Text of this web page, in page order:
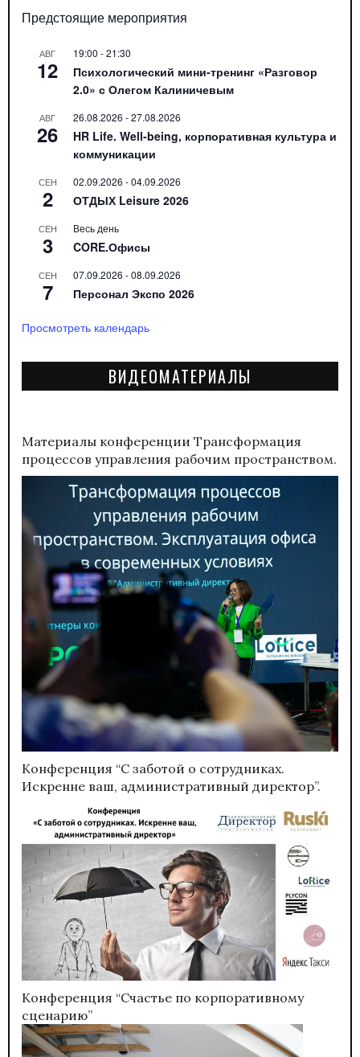
Предстоящие мероприятия
АВГ
12
19:00 -21:30
Психологический мини-тренинг «Разговор
2.0» с Олегом Калиничевым
АВГ
26
26.08.2026 -27.08.2026
HR Life. Well-being, корпоративная культура и
коммуникации
СЕН
2
02.09.2026 -04.09.2026
ОТДЫХ Leisure 2026
СЕН
3
Весь день
CORE.Офисы
СЕН
7
07.09.2026 -08.09.2026
Персонал Экспо 2026
Просмотреть календарь
ВИДЕОМАТЕРИАЛЫ
Материалы конференции Трансформация
процессов управления рабочим пространством.
Конференция “С заботой о сотрудниках.
Искренне ваш, административный директор”.
Конференция “Счастье по корпоративному
сценарию”